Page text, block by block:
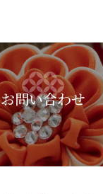
お問い合わせ